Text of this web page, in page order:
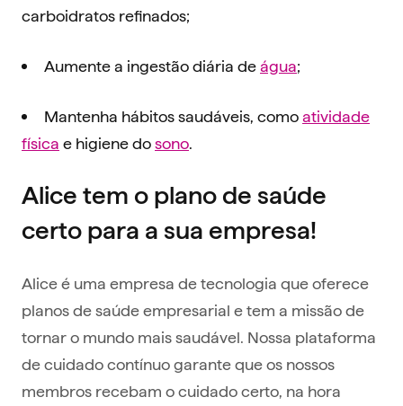
carboidratos refinados;
Aumente a ingestão diária deágua;
Mantenha hábitos saudáveis, comoatividade
física e higiene dosono.
Alice tem o plano de saúde
certo para a sua empresa!
Alice é uma empresa de tecnologia que oferece
planos de saúde empresarial e tem a missão de
tornar o mundo mais saudável. Nossa plataforma
de cuidado contínuo garante que os nossos
membros recebam o cuidado certo, na hora